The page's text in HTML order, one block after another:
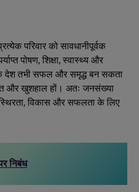
परिवार को सावधानीपूर्वक
पोषण, शिक्षा, स्वास्थ्य और
तभी सफल और समृद्ध बन सकता
और खुशहाल हों। अतः जनसंख्या
विकास और सफलता के लिए
निबंध